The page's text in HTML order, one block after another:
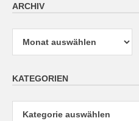
ARCHIV
Archiv
KATEGORIEN